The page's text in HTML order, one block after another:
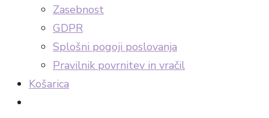
Zasebnost
GDPR
Splošni pogoji poslovanja
Pravilnik povrnitev in vračil
Košarica